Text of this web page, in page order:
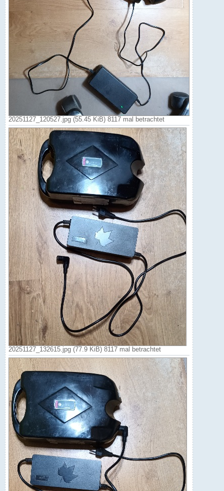
20251127_120527.jpg (55.45 KiB) 8117 mal betrachtet
20251127_132615.jpg (77.9 KiB) 8117 mal betrachtet